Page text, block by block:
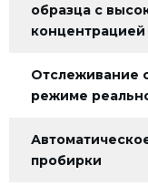
образца с
концентрацией
Отслеживание
режиме
пробирки